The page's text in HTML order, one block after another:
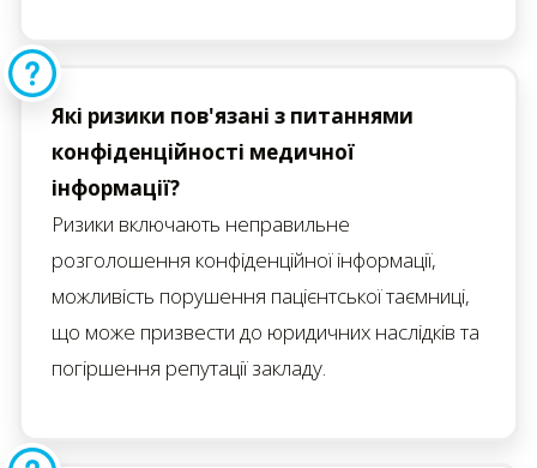
Які ризики пов'язані з питаннями
конфіденційності медичної
інформації?
Ризики включають неправильне
розголошення конфіденційної інформації,
можливість порушення пацієнтської таємниці,
що може призвести до юридичних наслідків та
погіршення репутації закладу.